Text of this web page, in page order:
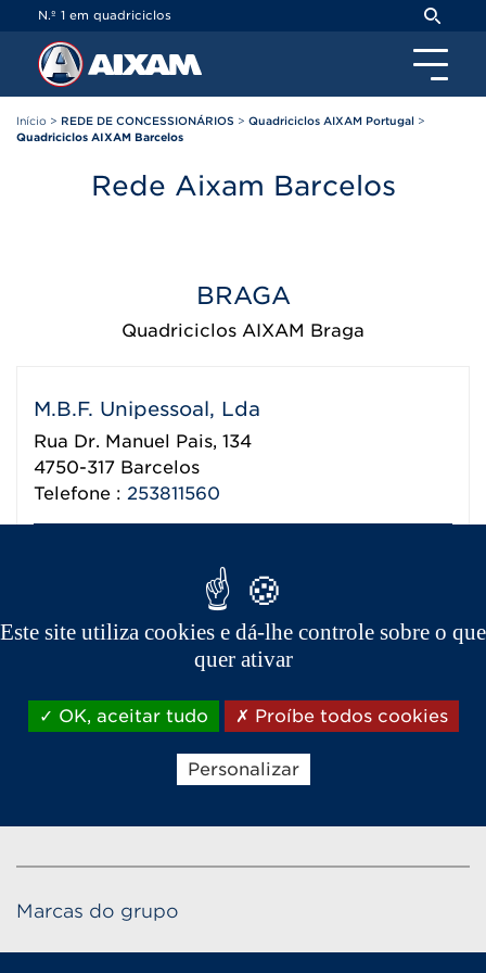
N.º 1 em quadriciclos
Início > REDE DE CONCESSIONÁRIOS > Quadriciclos AIXAM Portugal >
Quadriciclos AIXAM Barcelos
Rede Aixam Barcelos
BRAGA
Quadriciclos AIXAM Braga
M.B.F. Unipessoal, Lda
Rua Dr. Manuel Pais, 134
4750-317 Barcelos
Telefone : 253811560
Marcas do grupo
Painel de Gerenciamento de Cookies
Este site utiliza cookies e dá-lhe controle sobre o que
quer ativar
OK, aceitar tudo Proíbe todos cookies
Personalizar